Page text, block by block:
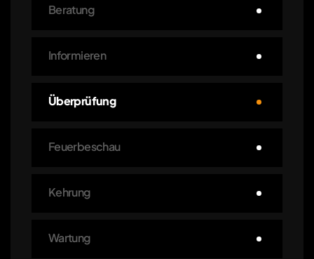
Beratung
Informieren
Überprüfung
Feuerbeschau
Kehrung
Wartung